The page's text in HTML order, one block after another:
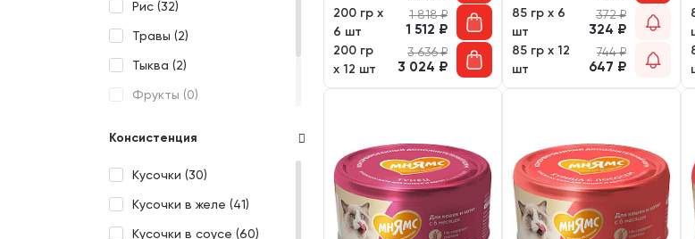
PROBALANCE (
PROLAPA ( )
Птица (
Рыба ( )
Сардина (
Свинина (0
Рис (32)
Травы (2)
Тыква (2)
Фрукты (0)
Консистенция
Кусочки (30)
Кусочки в желе (41)
Кусочки в соусе (60)
200 гр х
6 шт
1 818₽
1 512 ₽
200 гр
х 12 шт
3 636₽
3 024 ₽
85 гр х 6
шт
372₽
324 ₽
85 гр х 12
шт
744₽
647 ₽